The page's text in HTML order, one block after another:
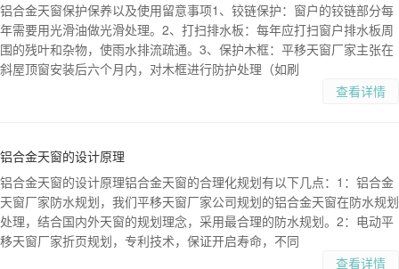
铝合金天窗保护保养以及使用留意事项1、铰链保护：窗户的铰链部分每
年需要用光滑油做光滑处理。2、打扫排水板：每年应打扫窗户排水板周
围的残叶和杂物，使雨水排流疏通。3、保护木框：平移天窗厂家主张在
斜屋顶窗安装后六个月内，对木框进行防护处理（如刷
查看详情
铝合金天窗的设计原理
铝合金天窗的设计原理铝合金天窗的合理化规划有以下几点：1：铝合金
天窗厂家防水规划，我们平移天窗厂家公司规划的铝合金天窗在防水规划
处理，结合国内外天窗的规划理念，采用最合理的防水规划。2：电动平
移天窗厂家折页规划，专利技术，保证开启寿命，不同
查看详情